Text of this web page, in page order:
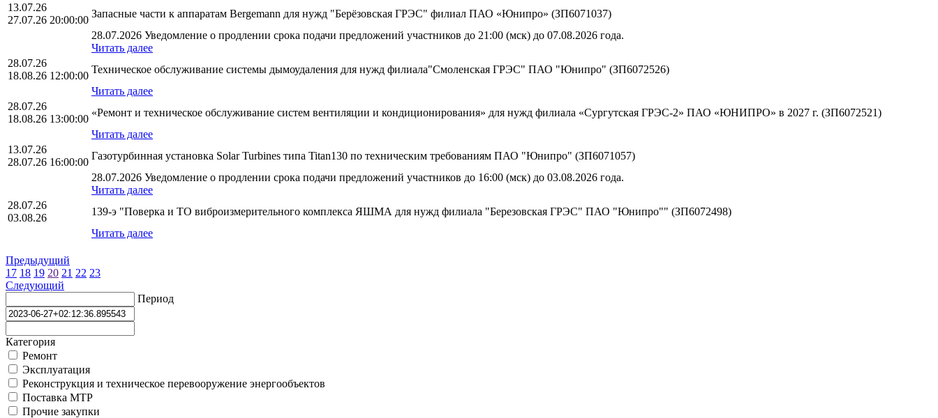
13.07.26
27.07.26 20:00:00
Запасные части к аппаратам Bergemann для нужд "Берёзовская ГРЭС" филиал ПАО «Юнипро» (ЗП6071037)
28.07.2026 Уведомление о продлении срока подачи предложений участников до 21:00 (мск) до 07.08.2026 года.
Читать далее
28.07.26
18.08.26 12:00:00
Техническое обслуживание системы дымоудаления для нужд филиала"Смоленская ГРЭС" ПАО "Юнипро" (ЗП6072526)
Читать далее
28.07.26
18.08.26 13:00:00
«Ремонт и техническое обслуживание систем вентиляции и кондиционирования» для нужд филиала «Сургутская ГРЭС-2» ПАО «ЮНИПРО» в 2027 г. (ЗП6072521)
Читать далее
13.07.26
28.07.26 16:00:00
Газотурбинная установка Solar Turbines типа Titan130 по техническим требованиям ПАО "Юнипро" (ЗП6071057)
28.07.2026 Уведомление о продлении срока подачи предложений участников до 16:00 (мск) до 03.08.2026 года.
Читать далее
28.07.26
03.08.26
139-э "Поверка и ТО виброизмерительного комплекса ЯШМА для нужд филиала "Березовская ГРЭС" ПАО "Юнипро"" (ЗП6072498)
Читать далее
Предыдущий
17 18 19 20 21 22 23
Следующий
Период
Категория
Ремонт
Эксплуатация
Реконструкция и техническое перевооружение энергообъектов
Поставка МТР
Прочие закупки